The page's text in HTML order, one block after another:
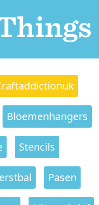
Bloemenhangers
Stencils
Pasen